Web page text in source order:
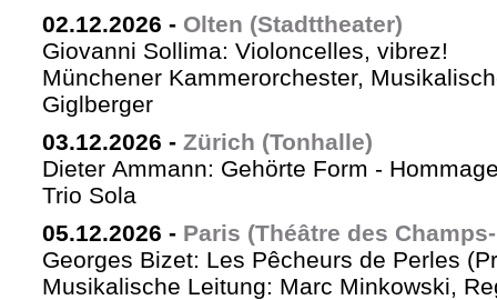
02.12.2026 - Olten (Stadttheater)
Giovanni Sollima: Violoncelles, vibrez!
Münchener Kammerorchester,
Giglberger
03.12.2026 - Zürich (Tonhalle)
Dieter Ammann: Gehörte Form -
Trio Sola
05.12.2026 - Paris (Théâtre des
Georges Bizet: Les Pêcheurs de Perles
Musikalische Leitung: Marc Minkowski,